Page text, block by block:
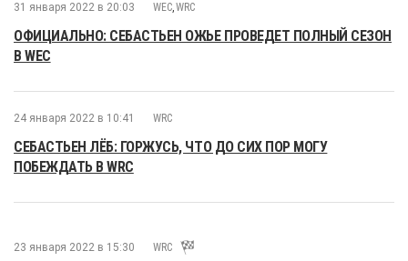
31 января 2022 в 20:03 WEC,WRC
ОФИЦИАЛЬНО: СЕБАСТЬЕН ОЖЬЕ ПРОВЕДЕТ ПОЛНЫЙ СЕЗОН
В WEС
24 января 2022 в 10:41 WRC
СЕБАСТЬЕН ЛЁБ: ГОРЖУСЬ, ЧТО ДО СИХ ПОР МОГУ
ПОБЕЖДАТЬ В WRC
23 января 2022 в 15:30 WRC